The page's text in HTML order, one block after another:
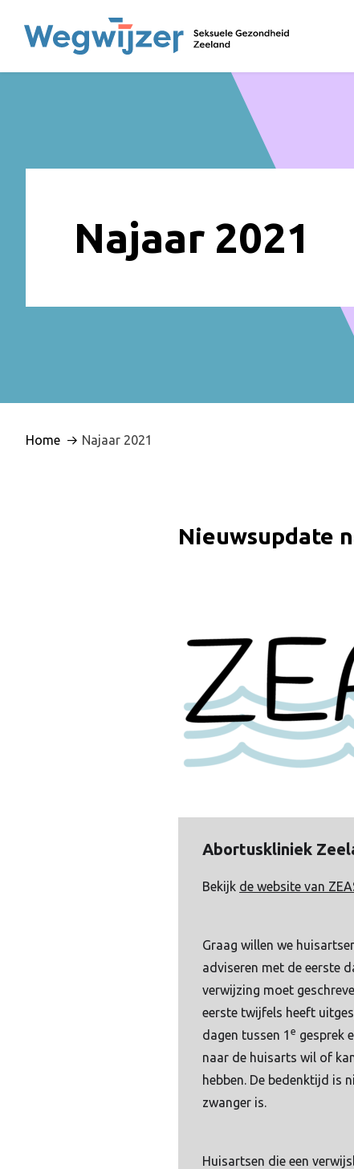
Najaar 2021
Home Najaar 2021
Nieuwsupdate
Abortuskliniek
Bekijk de website van
Graag willen we
adviseren met de eerste
verwijzing moet
eerste twijfels heeft
dagen tussen 1 e gesprek
naar de huisarts wil of
hebben. De bedenktijd is
zwanger is.
Huisartsen die een